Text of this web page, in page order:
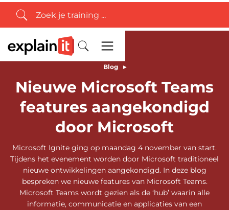
Blog ▸
Nieuwe Microsoft Teams
features aangekondigd
door Microsoft
Microsoft Ignite ging op maandag 4 november van start.
Tijdens het evenement worden door Microsoft traditioneel
nieuwe ontwikkelingen aangekondigd. In deze blog
bespreken we nieuwe features van Microsoft Teams.
Microsoft Teams wordt gezien als de ‘hub’ waarin alle
informatie, communicatie en applicaties van een